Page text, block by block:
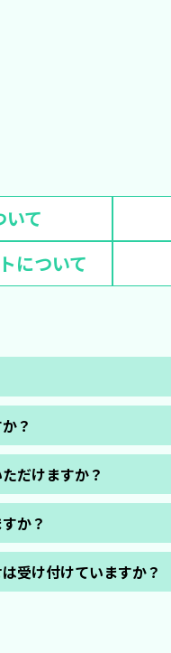
いて
について
、日本全国送料無料です。
？
ご発注ください。
だけますか？
らせください。追ってご
か？
置きが可能です。
受け付けていますか？